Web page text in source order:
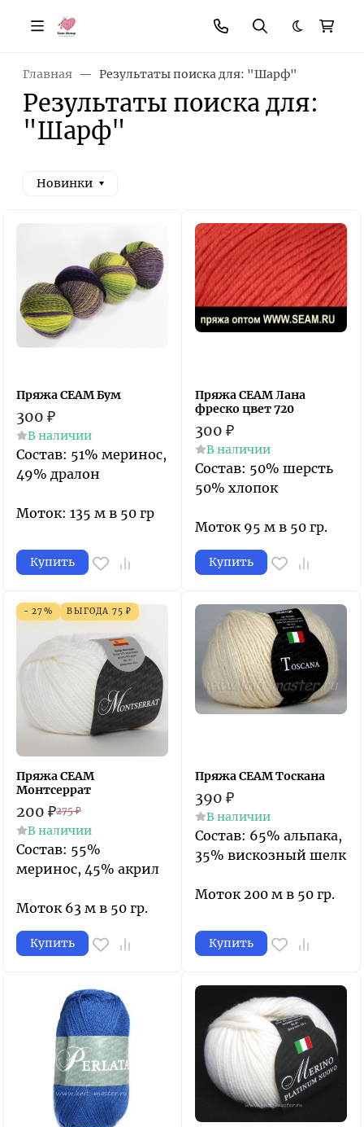
Темная
Главная Результаты поиска для: "Шарф"
Результаты поиска для:
"Шарф"
Новинки
Пряжа СЕАМ Бум
300 ₽
В наличии
Состав: 51% меринос,
49% дралон
Моток: 135 м в 50 гр
Купить
Пряжа СЕАМ Лана
фреско цвет 720
300 ₽
В наличии
Состав: 50% шерсть
50% хлопок
Моток 95 м в 50 гр.
Купить
- 27% ВЫГОДА 75 ₽
Пряжа СЕАМ
Монтсеррат
200 ₽275 ₽
В наличии
Состав: 55%
меринос, 45% акрил
Моток 63 м в 50 гр.
Купить
Пряжа СЕАМ Тоскана
390 ₽
В наличии
Состав: 65% альпака,
35% вискозный шелк
Моток 200 м в 50 гр.
Купить